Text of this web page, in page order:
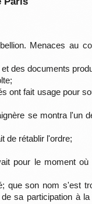
Menaces au
des documents
ont fait usage pour
se montra l'un
de rétablir l'ordre;
pour le moment
que son nom s'est
sa participation à